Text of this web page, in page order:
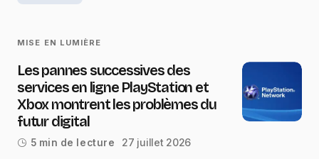
MISE EN LUMIÈRE
Les pannes successives des
services en ligne PlayStation et
Xbox montrent les problèmes du
futur digital
5 min de lecture 27 juillet 2026